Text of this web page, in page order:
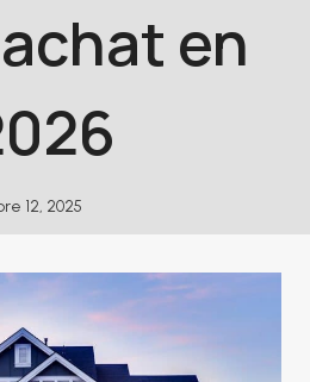
en
12, 2025